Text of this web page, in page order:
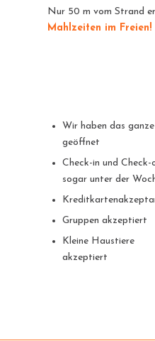
Nur 50 m vom Strand
Mahlzeiten im Freien!
Wir haben das
geöffnet
Check-in und Check-
sogar unter der
Gruppen akzeptiert
Kleine Haustiere
akzeptiert